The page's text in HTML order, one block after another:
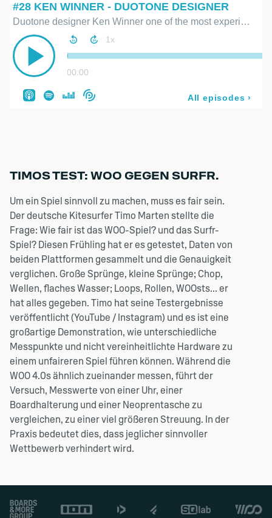
TIMOS TEST: WOO GEGEN SURFR.
Um ein Spiel sinnvoll zu machen, muss es fair sein.
Der deutsche Kitesurfer Timo Marten stellte die
Frage: Wie fair ist das WOO-Spiel? und das Surfr-
Spiel? Diesen Frühling hat er es getestet, Daten von
beiden Plattformen gesammelt und die Genauigkeit
verglichen. Große Sprünge, kleine Sprünge; Chop,
Wellen, flaches Wasser; Loops, Rollen, WOOsts... er
hat alles gegeben. Timo hat seine Testergebnisse
veröffentlicht (YouTube / Instagram) und es ist eine
großartige Demonstration, wie unterschiedliche
Messpunkte und nicht vereinheitlichte Hardware zu
einem unfaireren Spiel führen können. Während die
WOO 4.0s ähnlich zueinander messen, führt der
Versuch, Messwerte von einer Uhr, einer
Boardhalterung und einer Neoprentasche zu
vergleichen, zu einer viel größeren Streuung. In der
Praxis bedeutet dies, dass jeglicher sinnvoller
Wettbewerb verhindert wird.
Footer